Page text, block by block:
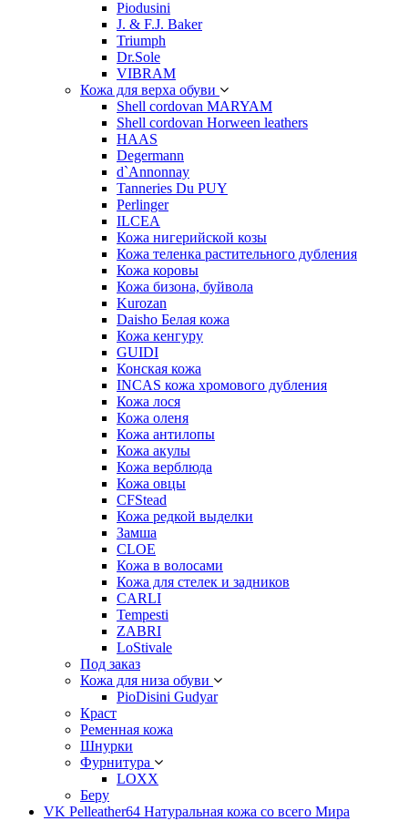
Piodusini
J. & F.J. Baker
Triumph
Dr.Sole
VIBRAM
Кожа для верха обуви
Shell cordovan MARYAM
Shell cordovan Horween leathers
HAAS
Degermann
d`Annonnay
Tanneries Du PUY
Perlinger
ILCEA
Кожа нигерийской козы
Кожа теленка растительного дубления
Кожа коровы
Кожа бизона, буйвола
Kurozan
Daisho Белая кожа
Кожа кенгуру
GUIDI
Конская кожа
INCAS кожа хромового дубления
Кожа лося
Кожа оленя
Кожа антилопы
Кожа акулы
Кожа верблюда
Кожа овцы
CFStead
Кожа редкой выделки
Замша
CLOE
Кожа в волосами
Кожа для стелек и задников
CARLI
Tempesti
ZABRI
LoStivale
Под заказ
Кожа для низа обуви
PioDisini Gudyar
Краст
Ременная кожа
Шнурки
Фурнитура
LOXX
Беру
VK Pelleather64 Натуральная кожа со всего Мира